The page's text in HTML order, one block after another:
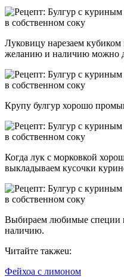
Луковицу нарезаем
желанию и наличию можно
Крупу булгур хорошо
Когда лук с морковкой
выкладываем кусочки
Выбираем любимые специи
наличию.
Читайте такжеu:
Фейхоа с лимоном